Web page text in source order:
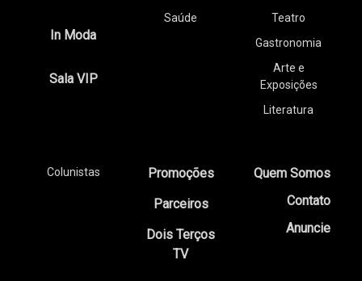
In Moda
Sala VIP
Saúde
Teatro
Gastronomia
Arte e
Exposições
Literatura
Colunistas
Promoções
Parceiros
Dois Terços
TV
Quem Somos
Contato
Anuncie